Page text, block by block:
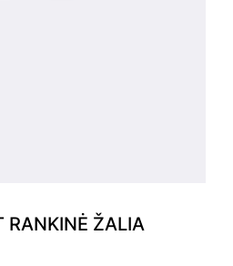
RANKINĖ ŽALIA